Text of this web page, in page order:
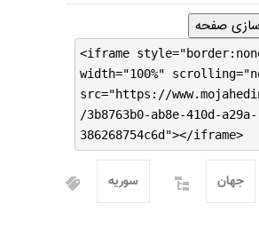
صفحه
<iframe
width="100%"
src="https://
/3b8763b0-ab8e-410d-a29a-
386268754c6d"></iframe>
سوریه جهان